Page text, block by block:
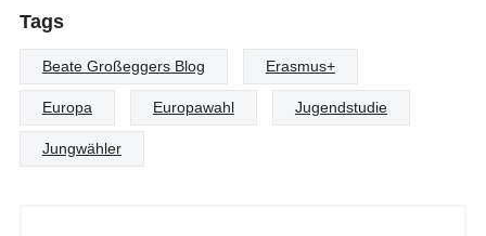
Tags
Beate Großeggers Blog Erasmus+
Europa Europawahl Jugendstudie
Jungwähler